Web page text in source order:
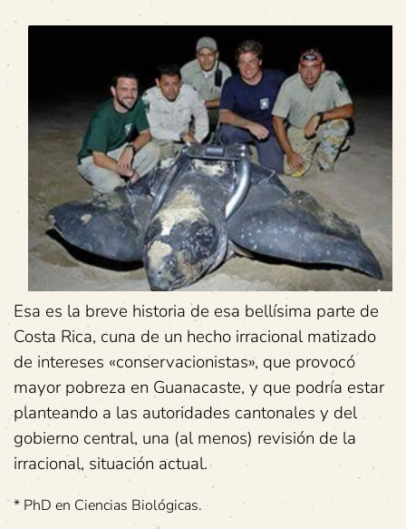
Esa es la breve historia de esa bellísima parte de
Costa Rica, cuna de un hecho irracional matizado
de intereses «conservacionistas», que provocó
mayor pobreza en Guanacaste, y que podría estar
planteando a las autoridades cantonales y del
gobierno central, una (al menos) revisión de la
irracional, situación actual.
* PhD en Ciencias Biológicas.